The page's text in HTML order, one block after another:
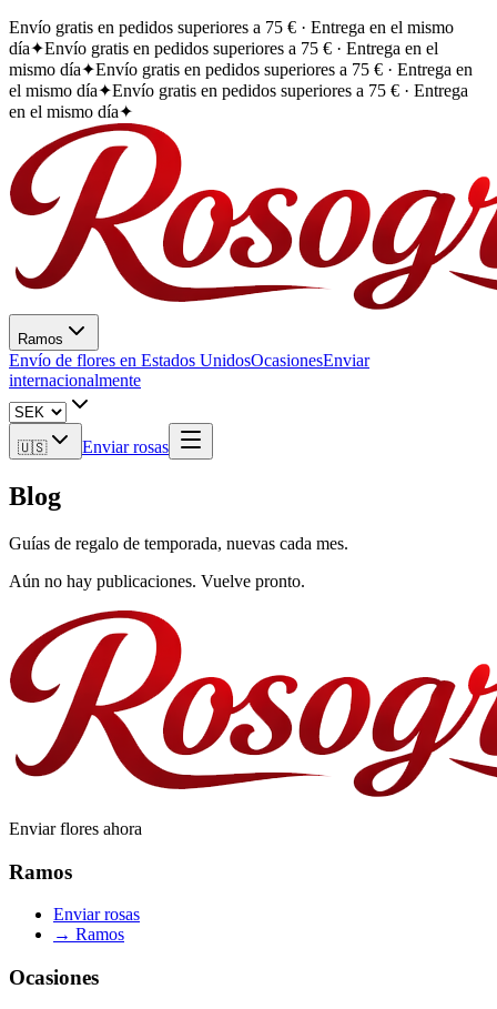
Envío gratis en pedidos superiores a 75 € · Entrega en el mismo
día✦Envío gratis en pedidos superiores a 75 € · Entrega en el
mismo día✦Envío gratis en pedidos superiores a 75 € · Entrega en
el mismo día✦Envío gratis en pedidos superiores a 75 € · Entrega
en el mismo día✦
Ramos
Envío de flores en Estados UnidosOcasionesEnviar
internacionalmente
🇺🇸 Enviar rosas
Blog
Guías de regalo de temporada, nuevas cada mes.
Aún no hay publicaciones. Vuelve pronto.
Enviar flores ahora
Ramos
Enviar rosas
→ Ramos
Ocasiones